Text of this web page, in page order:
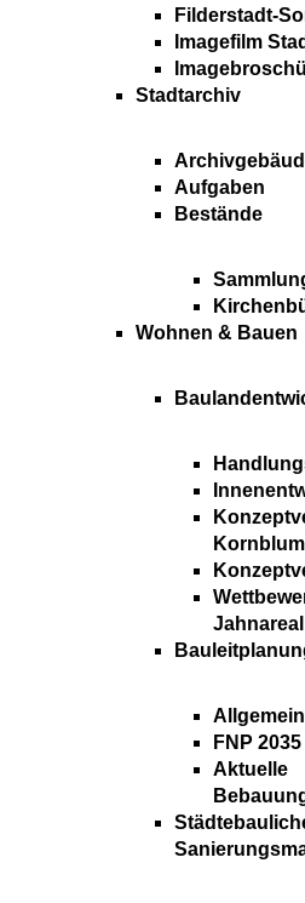
Filderstadt-
Imagefilm
Stadtarchiv
Aufgaben
Bestände
Wohnen & Bauen
Jahnareal
FNP 2035
Aktuelle